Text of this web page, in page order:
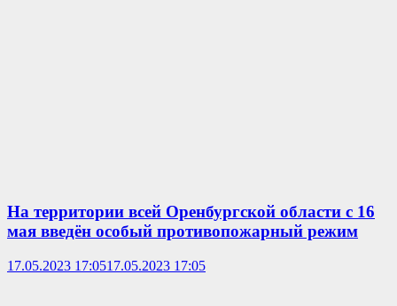
На территории всей Оренбургской области с 16
мая введён особый противопожарный режим
17.05.2023 17:0517.05.2023 17:05